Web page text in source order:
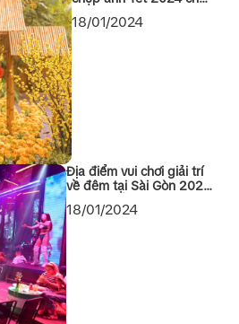
18/01/2024
Địa điểm vui chơi giải trí
về đêm tại Sài Gòn 2024
không thể bỏ qua
18/01/2024